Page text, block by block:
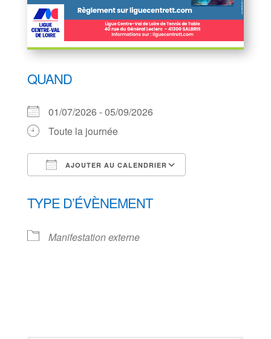
QUAND
01/07/2026 - 05/09/2026
Toute la journée
AJOUTER AU CALENDRIER
TYPE D’ÉVÈNEMENT
Manifestation externe